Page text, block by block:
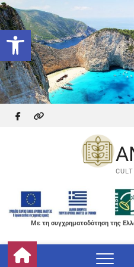
Ανοίξτε τη
Skip
to
content
facebook
themefreesia
Με τη συγχρηματοδότηση της